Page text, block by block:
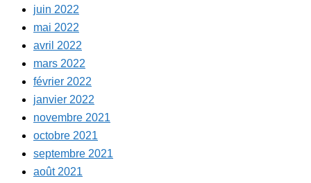
juin 2022
mai 2022
avril 2022
mars 2022
février 2022
janvier 2022
novembre 2021
octobre 2021
septembre 2021
août 2021